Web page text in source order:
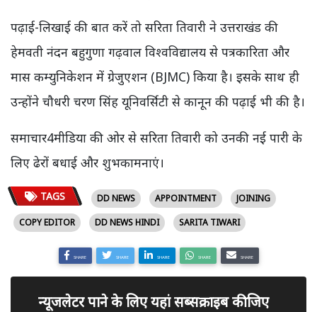
पढ़ाई-लिखाई की बात करें तो सरिता तिवारी ने उत्तराखंड की
हेमवती नंदन बहुगुणा गढ़वाल विश्वविद्यालय से पत्रकारिता और
मास कम्युनिकेशन में ग्रेजुएशन (BJMC) किया है। इसके साथ ही
उन्होंने चौधरी चरण सिंह यूनिवर्सिटी से कानून की पढ़ाई भी की है।
समाचार4मीडिया की ओर से सरिता तिवारी को उनकी नई पारी के
लिए ढेरों बधाई और शुभकामनाएं।
TAGS DD NEWS APPOINTMENT
JOINING
COPY EDITOR
DD NEWS HINDI SARITA TIWARI
SHARE SHARE SHARE SHARE SHARE
न्यूजलेटर पाने के लिए यहां सब्सक्राइब कीजिए